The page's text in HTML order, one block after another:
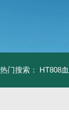
热门搜索： HT808